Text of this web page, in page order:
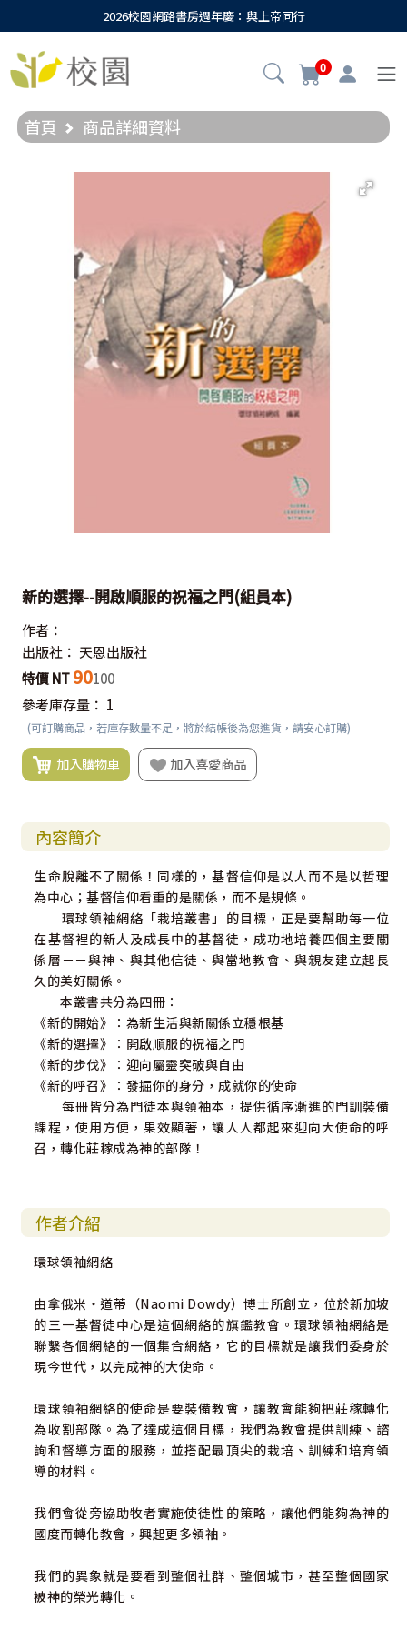
2026校園網路書房週年慶：與上帝同行
0
首頁 商品詳細資料
新的選擇--開啟順服的祝福之門(組員本)
作者：
出版社： 天恩出版社
特價 NT 90100
參考庫存量： 1
(可訂購商品，若庫存數量不足，將於結帳後為您進貨，請安心訂購)
加入購物車 加入喜愛商品
內容簡介
生命脫離不了關係！同樣的，基督信仰是以人而不是以哲理
為中心；基督信仰看重的是關係，而不是規條。
環球領袖網絡「栽培叢書」的目標，正是要幫助每一位
在基督裡的新人及成長中的基督徒，成功地培養四個主要關
係層－－與神、與其他信徒、與當地教會、與親友建立起長
久的美好關係。
本叢書共分為四冊：
《新的開始》：為新生活與新關係立穩根基
《新的選擇》：開啟順服的祝福之門
《新的步伐》：迎向屬靈突破與自由
《新的呼召》：發掘你的身分，成就你的使命
每冊皆分為門徒本與領袖本，提供循序漸進的門訓裝備
課程，使用方便，果效顯著，讓人人都起來迎向大使命的呼
召，轉化莊稼成為神的部隊！
作者介紹
環球領袖網絡
由拿俄米‧道蒂（Naomi Dowdy）博士所創立，位於新加坡
的三一基督徒中心是這個網絡的旗鑑教會。環球領袖網絡是
聯繫各個網絡的一個集合網絡，它的目標就是讓我們委身於
現今世代，以完成神的大使命。
環球領袖網絡的使命是要裝備教會，讓教會能夠把莊稼轉化
為收割部隊。為了達成這個目標，我們為教會提供訓練、諮
詢和督導方面的服務，並搭配最頂尖的栽培、訓練和培育領
導的材料。
我們會從旁協助牧者實施使徒性的策略，讓他們能夠為神的
國度而轉化教會，興起更多領袖。
我們的異象就是要看到整個社群、整個城市，甚至整個國家
被神的榮光轉化。